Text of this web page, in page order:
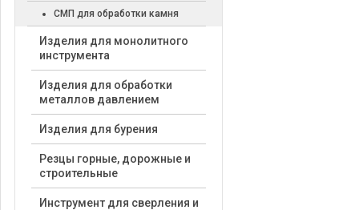
СМП для обработки камня
Изделия для монолитного
инструмента
Изделия для обработки
металлов давлением
Изделия для бурения
Резцы горные, дорожные и
строительные
Инструмент для сверления и